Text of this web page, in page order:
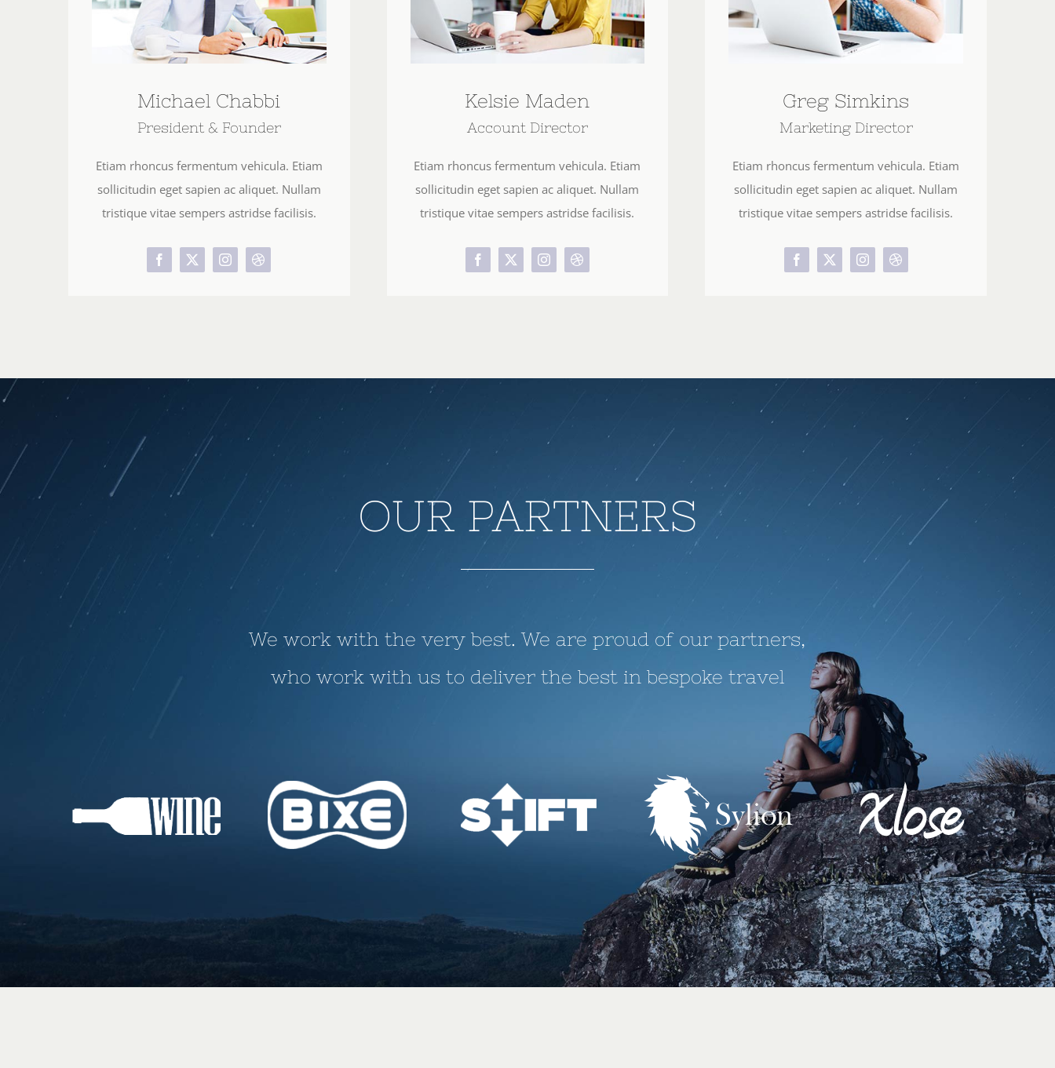
Michael Chabbi
President & Founder
Etiam rhoncus fermentum vehicula. Etiam
sollicitudin eget sapien ac aliquet. Nullam
tristique vitae sempers astridse facilisis.
Kelsie Maden
Account Director
Etiam rhoncus fermentum vehicula. Etiam
sollicitudin eget sapien ac aliquet. Nullam
tristique vitae sempers astridse facilisis.
Greg Simkins
Marketing Director
Etiam rhoncus fermentum vehicula. Etiam
sollicitudin eget sapien ac aliquet. Nullam
tristique vitae sempers astridse facilisis.
OUR PARTNERS
We work with the very best. We are proud of our partners,
who work with us to deliver the best in bespoke travel